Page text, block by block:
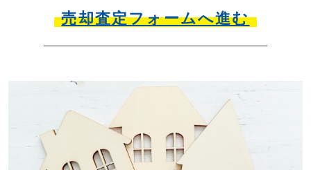
売却査定フォームへ進む